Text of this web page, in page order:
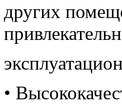
других
•